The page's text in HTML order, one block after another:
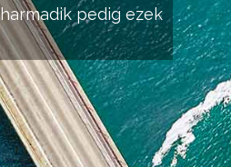
pedig ezek